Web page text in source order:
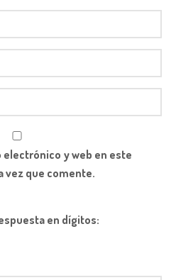
electrónico y web en este
vez que comente.
en dígitos: